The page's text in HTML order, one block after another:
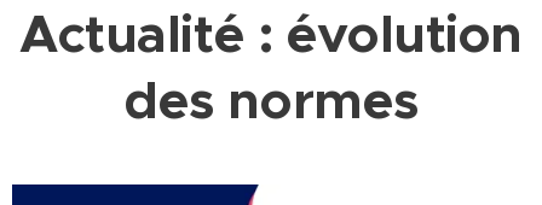
Actualité : évolution
des normes